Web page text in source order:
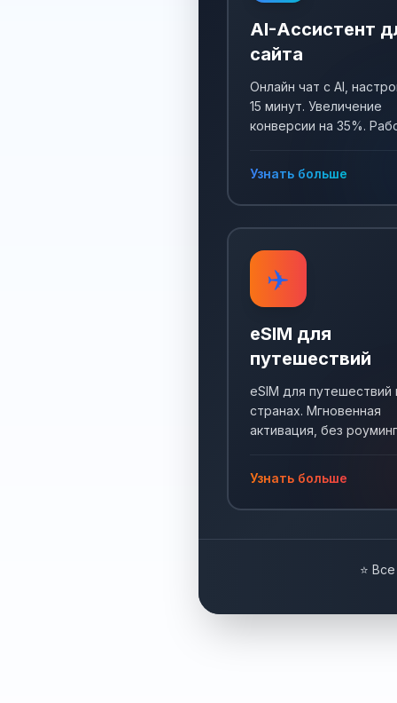
AI-Ассистент
сайта
Онлайн чат с AI,
15 минут. Увеличение
конверсии на 35%.
Узнать больше
✈️
eSIM для
путешествий
eSIM для путешествий
странах. Мгновенная
активация, без
Узнать больше
⭐